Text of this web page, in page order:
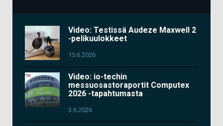
Video: Testissä Audeze Maxwell 2
-pelikuulokkeet
15.6.2026
Video: io-techin
messuosastoraportit Computex
2026 -tapahtumasta
3.6.2026